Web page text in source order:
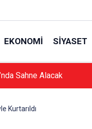
EKONOMI SIYASET
Sahne Alacak
Kurtarıldı